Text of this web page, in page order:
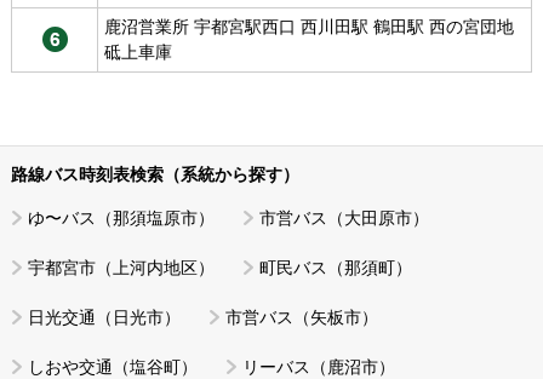
鹿沼営業所 宇都宮駅西口 西川田駅 鶴田駅 西の宮団地
砥上車庫
路線バス時刻表検索（系統から探す）
ゆ〜バス（那須塩原市） 市営バス（大田原市）
宇都宮市（上河内地区） 町民バス（那須町）
日光交通（日光市） 市営バス（矢板市）
しおや交通（塩谷町） リーバス（鹿沼市）